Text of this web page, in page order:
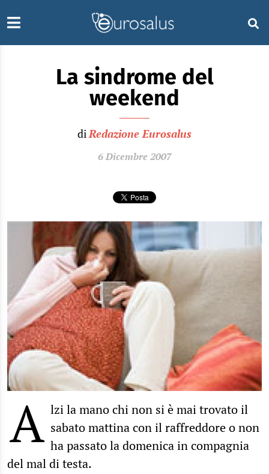
La sindrome del
weekend
diRedazione Eurosalus
6 Dicembre 2007
A lzi la mano chi non si è mai trovato il
sabato mattina con il raffreddore o non
ha passato la domenica in compagnia
del mal di testa.